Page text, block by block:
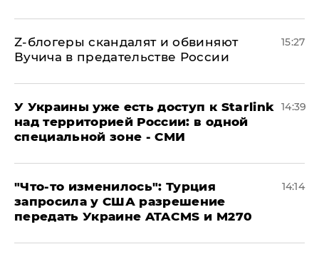
Z-блогеры скандалят и обвиняют
Вучича в предательстве России
15:27
У Украины уже есть доступ к Starlink
над территорией России: в одной
специальной зоне - СМИ
14:39
​"Что-то изменилось": Турция
запросила у США разрешение
передать Украине ATACMS и M270
14:14